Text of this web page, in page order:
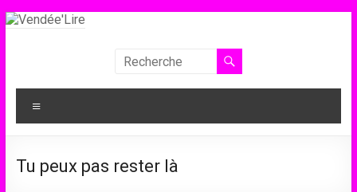
Aller
Vendée'Lire
Le
prix
collégiens
Tu peux pas rester là